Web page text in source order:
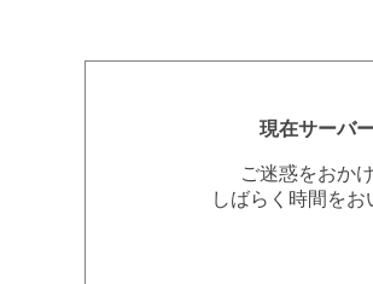
現在サーバ
ご迷惑をおか
しばらく時間を